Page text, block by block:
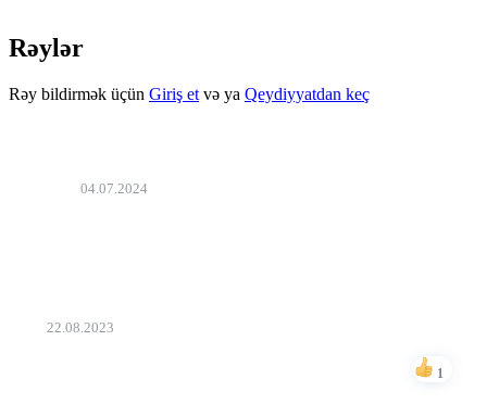
Rəylər
Rəy bildirmək üçün Giriş et və ya Qeydiyyatdan keç
04.07.2024
22.08.2023
1